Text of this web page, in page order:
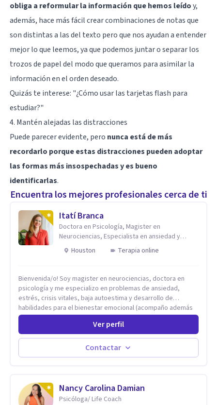
obliga a reformular la información que hemos leídoy,
además, hace más fácil crear combinaciones de notas que
son distintas a las del texto pero que nos ayudan a entender
mejor lo que leemos, ya que podemos juntar o separar los
trozos de papel del modo que queramos para asimilar la
información en el orden deseado.
Quizás te interese: "¿Cómo usar las tarjetas flash para
estudiar?"
4. Mantén alejadas las distracciones
Puede parecer evidente, pero nunca está de más
recordarlo porque estas distracciones pueden adoptar
las formas más insospechadas y es bueno
identificarlas.
Encuentra los mejores profesionales cerca de ti
Itatí Branca
Doctora en Psicología, Magister en
Neurociencias, Especialista en ansiedad y
mindfulness
Houston Terapia online
Bienvenida/o! Soy magister en neurociencias, doctora en
psicología y me especializo en problemas de ansiedad,
estrés, crisis vitales, baja autoestima y desarrollo de
habilidades para el bienestar emocional (acompaño además
problemáticas como la desregulación emocional, tendencias
perfeccionistas, liderazgo, problemas de sueño, depresión,
entre otras).
Ver perfil
Contactar
Nancy Carolina Damian
Psicóloga/ Life Coach